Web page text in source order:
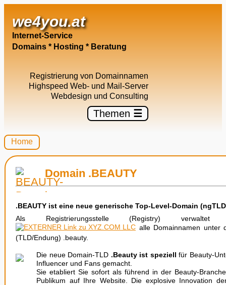
we4you.at
Internet-Service
Domains * Hosting * Beratung
Registrierung von Domainnamen
Highspeed Web- und Mail-Server
Webdesign und Consulting
Themen ☰
Home
Domain .BEAUTY
.BEAUTY ist eine neue generische Top-Level-Domain
Als Registrierungsstelle (Registry)
alle Domainnamen unter
(TLD/Endung) .beauty.
Die neue Domain-TLD .Beauty ist speziell für Beauty-
Influencer und Fans gemacht.
Sie etabliert Sie sofort als führend in der Beauty-
Publikum auf Ihre Website. Die explosive Innovation